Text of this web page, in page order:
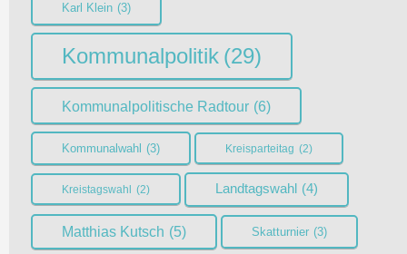
Karl Klein (3)
Kommunalpolitik (29)
Kommunalpolitische Radtour (6)
Kommunalwahl (3) Kreisparteitag (2)
Kreistagswahl (2) Landtagswahl (4)
Matthias Kutsch (5) Skatturnier (3)